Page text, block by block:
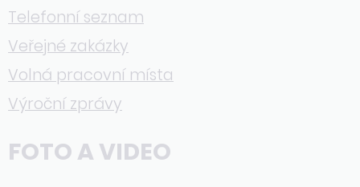
Telefonní seznam
Veřejné zakázky
Volná pracovní místa
Výroční zprávy
FOTO A VIDEO